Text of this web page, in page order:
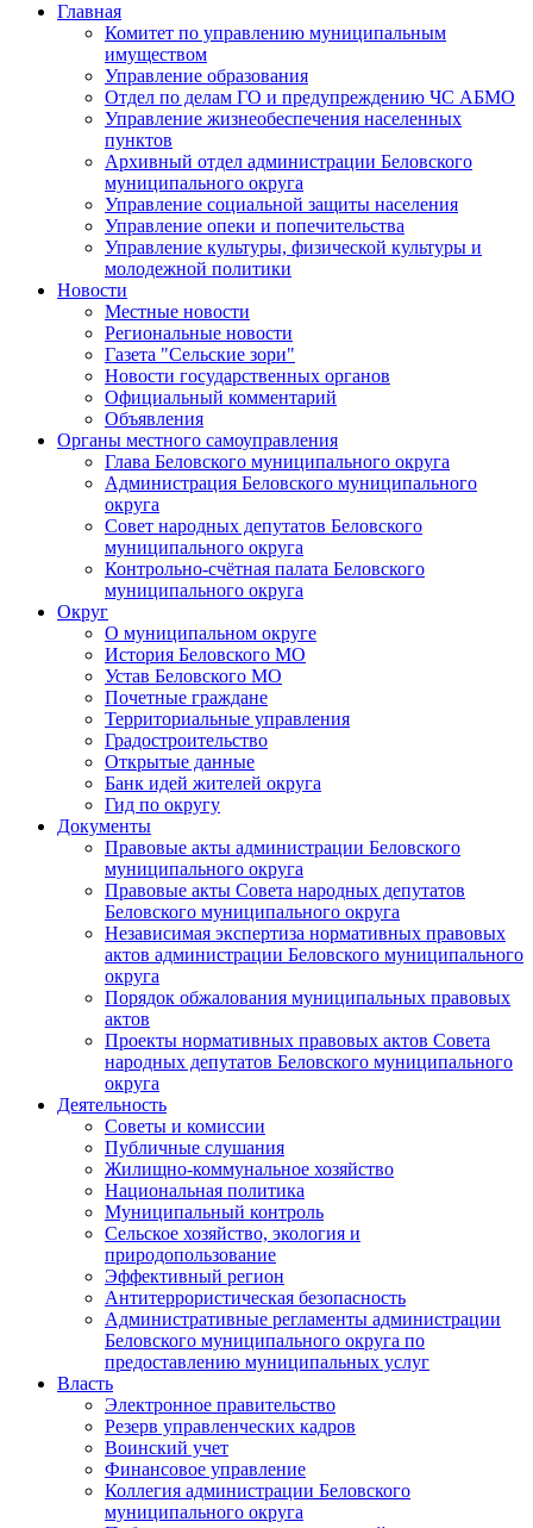
Главная
Комитет по управлению муниципальным
имуществом
Управление образования
Отдел по делам ГО и предупреждению ЧС АБМО
Управление жизнеобеспечения населенных
пунктов
Архивный отдел администрации Беловского
муниципального округа
Управление социальной защиты населения
Управление опеки и попечительства
Управление культуры, физической культуры и
молодежной политики
Новости
Местные новости
Региональные новости
Газета "Сельские зори"
Новости государственных органов
Официальный комментарий
Объявления
Органы местного самоуправления
Глава Беловского муниципального округа
Администрация Беловского муниципального
округа
Совет народных депутатов Беловского
муниципального округа
Контрольно-счётная палата Беловского
муниципального округа
Округ
О муниципальном округе
История Беловского МО
Устав Беловского МО
Почетные граждане
Территориальные управления
Градостроительство
Открытые данные
Банк идей жителей округа
Гид по округу
Документы
Правовые акты администрации Беловского
муниципального округа
Правовые акты Совета народных депутатов
Беловского муниципального округа
Независимая экспертиза нормативных правовых
актов администрации Беловского муниципального
округа
Порядок обжалования муниципальных правовых
актов
Проекты нормативных правовых актов Совета
народных депутатов Беловского муниципального
округа
Деятельность
Советы и комиссии
Публичные слушания
Жилищно-коммунальное хозяйство
Национальная политика
Муниципальный контроль
Сельское хозяйство, экология и
природопользование
Эффективный регион
Антитеррористическая безопасность
Административные регламенты администрации
Беловского муниципального округа по
предоставлению муниципальных услуг
Власть
Электронное правительство
Резерв управленческих кадров
Воинский учет
Финансовое управление
Коллегия администрации Беловского
муниципального округа